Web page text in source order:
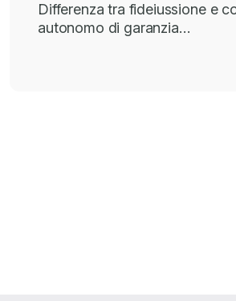
Differenza tra fideiussione e
autonomo di garanzia…